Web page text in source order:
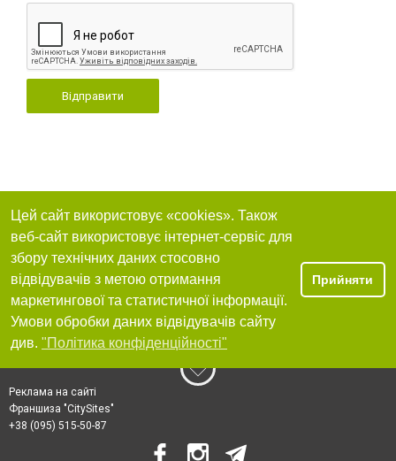
Відправити
Цей сайт використовує «cookies». Також
веб-сайт використовує інтернет-сервіс для
збору технічних даних стосовно
відвідувачів з метою отримання
маркетингової та статистичної інформації.
Умови обробки даних відвідувачів сайту
див. "Політика конфіденційності"
Прийняти
Реклама на сайті
Франшиза "CitySites"
+38 (095) 515-50-87